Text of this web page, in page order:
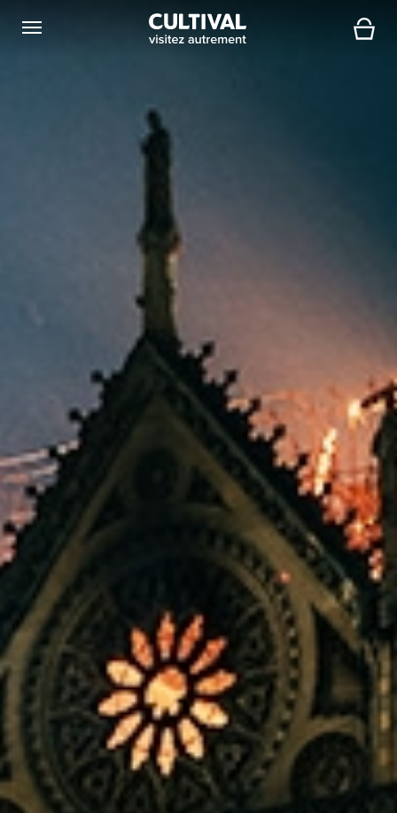
Ouvrir la navigation Panier